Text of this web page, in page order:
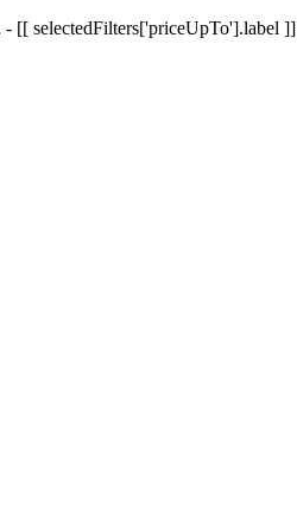
- [[ selectedFilters['priceUpTo'].label ]]